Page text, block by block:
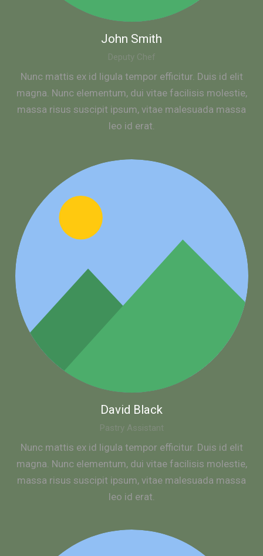
John Smith
Deputy Chef
Nunc mattis ex id ligula tempor efficitur. Duis id elit
magna. Nunc elementum, dui vitae facilisis molestie,
massa risus suscipit ipsum, vitae malesuada massa
leo id erat.
David Black
Pastry Assistant
Nunc mattis ex id ligula tempor efficitur. Duis id elit
magna. Nunc elementum, dui vitae facilisis molestie,
massa risus suscipit ipsum, vitae malesuada massa
leo id erat.